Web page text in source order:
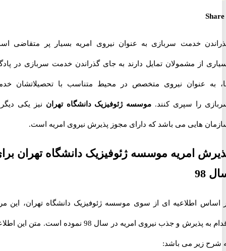
خدمت سربازی به عنوان نیروی امریه بسیار پر متقاضی است.
از مشمولان تمایل دارند به جای گذراندن خدمت سربازی در پادگان
عنوان نیروی متخصص در محیط متناسب با تحصیلاتشان خدمت
را سپری کنند.موسسه ژئوفیزیک دانشگاه تهراننیز یکی دیگر از
هایی می باشد که دارای مجوز پذیرش نیروی امریه است.
امریه موسسه ژئوفیزیک دانشگاه تهران برای
اطلاعیه ای از سوی موسسه ژئوفیزیک دانشگاه تهران، این مرکز
اقدام به پذیرش و جذب نیروی امریه در سال 98 نموده است. متن این اطلاعیه
زیر می باشد: